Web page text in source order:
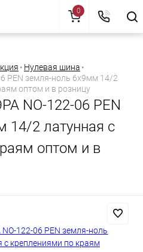
• Нулевая шина •
PEN земля-ноль 6х9мм 14/2
оптом и в розницу
NO-122-06 PEN
14/2 латунная с
оптом и в
0